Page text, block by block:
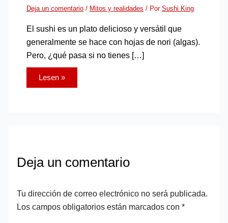
Deja un comentario / Mitos y realidades / Por Sushi King
El sushi es un plato delicioso y versátil que
generalmente se hace con hojas de nori (algas).
Pero, ¿qué pasa si no tienes […]
Lesen »
Deja un comentario
Tu dirección de correo electrónico no será publicada.
Los campos obligatorios están marcados con*